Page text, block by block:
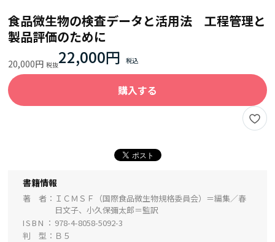
食品微生物の検査データと活用法 工程管理と
製品評価のために
20,000円 22,000円
購入する
書籍情報
著 者
ＩＣＭＳＦ（国際食品微生物規格委員会）＝編集／春
日文子、小久保彌太郎＝監訳
ISBN
978-4-8058-5092-3
判 型
Ｂ５